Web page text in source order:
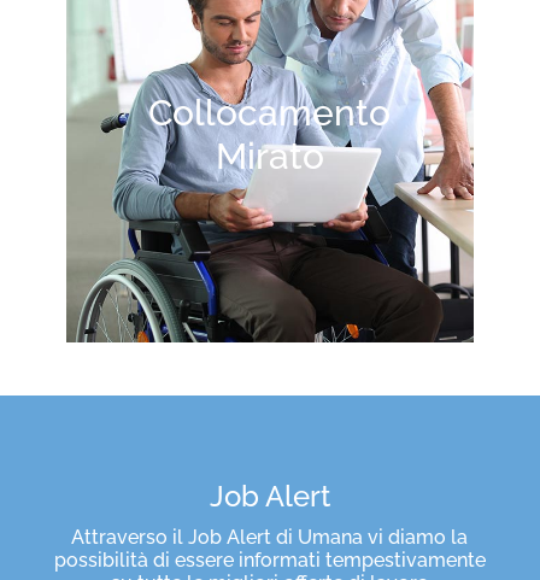
Collocamento
Mirato
Job Alert
Attraverso il Job Alert di Umana vi diamo la
possibilità di essere informati tempestivamente